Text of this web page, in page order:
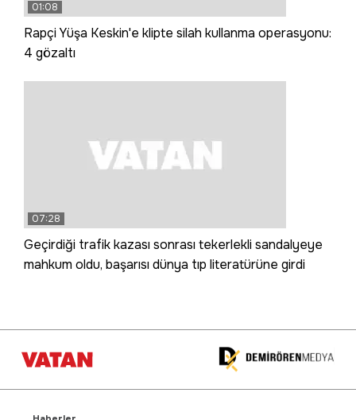
01:08
Rapçi Yüşa Keskin'e klipte silah kullanma operasyonu:
4 gözaltı
07:28
Geçirdiği trafik kazası sonrası tekerlekli sandalyeye
mahkum oldu, başarısı dünya tıp literatürüne girdi